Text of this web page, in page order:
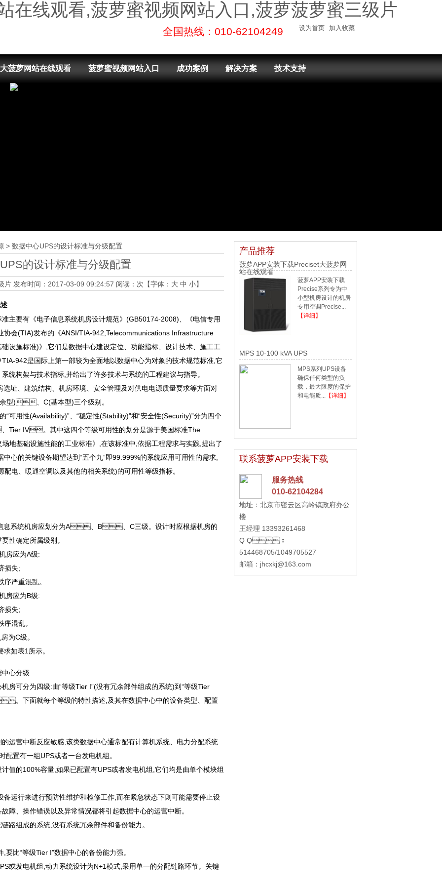
在线观看,菠萝蜜视频网站入口,菠萝菠萝蜜三级片
设为首页 加入收藏
全国热线：010-62104249
大菠萝网站在线观看 菠萝蜜视频网站入口 成功案例 解决方案 技术支持
产品推荐
菠萝APP安装下载Preciset大菠萝网
站在线观看
菠萝APP安装下载
Precise系列专为中
小型机房设计的机房
专用空调Precise...
【详细】
MPS 10-100 kVA UPS
MPS系列UPS设备
确保任何类型的负
载，最大限度的保护
和电能质... 【详细】
联系菠萝APP安装下载
服务热线
010-62104284
地址：北京市密云区高岭镇政府办公
楼
王经理 13393261468
Q Q：
514468705/1049705527
邮箱：jhcxkj@163.com
> 数据中心UPS的设计标准与分级配置
的设计标准与分级配置
片 发布时间：2017-03-09 09:24:57 阅读： 次【字体： 大 中 小】
主要有《电子信息系统机房设计规范》(GB50174-2008)、《电信专用
协会(TIA)发布的《ANSI/TIA-942,Telecommunications Infrastructure
标准)》,它们是数据中心建设定位、功能指标、设计技术、施工工
中TIA-942是国际上第一部较为全面地以数据中心为对象的技术规范标准,它
统构架与技术指标,并给出了许多技术与系统的工程建议与指导。
、建筑结构、机房环境、安全管理及对供电电源质量要求等方面对
)、C(基本型)三个级别。
用性(Availability)”、“稳定性(Stability)”和“安全性(Security)”分为四个
IV。其中这四个等级可用性的划分是源于美国标准The
地基础设施性能的工业标准》,在该标准中,依据工程需求与实践,提出了
心的关键设备期望达到“五个九”即99.999%的系统应用可用性的需求,
、暖通空调以及其他的相关系统)的可用性等级指标。
息系统机房应划分为A、B、C三级。设计时应根据机房的
确定所属级别。
房应为A级:
损失;
重混乱。
房应为B级:
损失;
乱。
级。
如表1所示。
心分级
房可分为四级:由“等级Tier I”(没有冗余部件组成的系统)到“等级Tier
。下面就每个等级的特性描述,及其在数据中心中的设备类型、配置
运营中断反应敏感,该类数据中心通常配有计算机系统、电力分配系统
置有一组UPS或者一台发电机组。
值的100%容量,如果已配置有UPS或者发电机组,它们均是由单个模块组
运行来进行预防性维护和检修工作,而在紧急状态下则可能需要停止设
障、操作错误以及异常情况都将引起数据中心的运营中断。
组成的系统,没有系统冗余部件和备份能力。
比“等级Tier I”数据中心的备份能力强。
或发电机组,动力系统设计为N+1模式,采用单一的分配链路环节。关键